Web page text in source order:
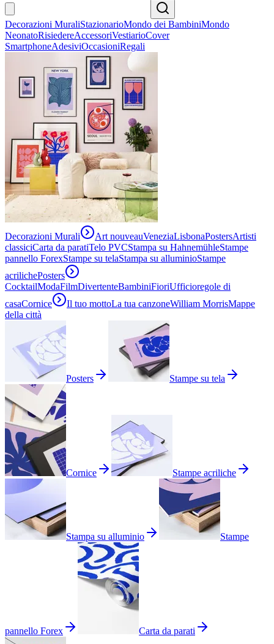
Decorazioni MuraliStazionarioMondo dei BambiniMondo
NeonatoRisiedereAccessoriVestiarioCover
SmartphoneAdesiviOccasioniRegali
Decorazioni Murali Art nouveauVeneziaLisbonaPostersArtisti
classiciCarta da paratiTelo PVCStampa su HahnemühleStampe
pannello ForexStampe su telaStampa su alluminioStampe
acrilichePosters
CocktailModaFilmDivertenteBambiniFioriUfficioregole di
casaCornice Il tuo mottoLa tua canzoneWilliam MorrisMappe
della città
Posters Stampe su tela
Cornice Stampe acriliche
Stampa su alluminio Stampe
pannello Forex Carta da parati